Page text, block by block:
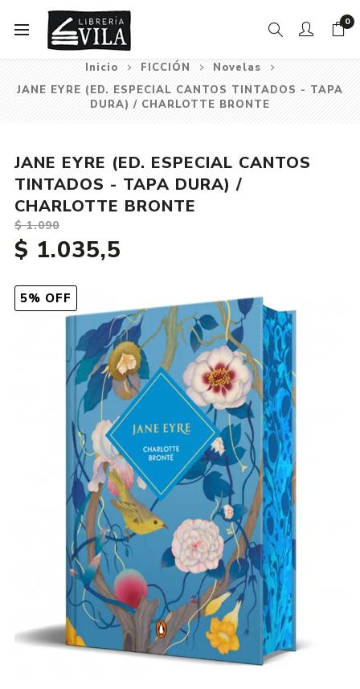
0
Inicio FICCIÓN
Novelas
JANE EYRE (ED. ESPECIAL CANTOS TINTADOS - TAPA
DURA) / CHARLOTTE BRONTE
5% OFF
JANE EYRE (ED. ESPECIAL CANTOS
TINTADOS - TAPA DURA) /
CHARLOTTE BRONTE
$ 1.090
$ 1.035,5